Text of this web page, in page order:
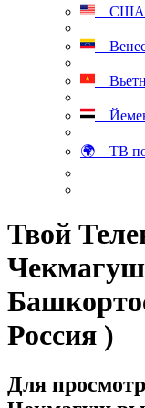
США
🌍 ТВ по
Твой
Россия )
Для